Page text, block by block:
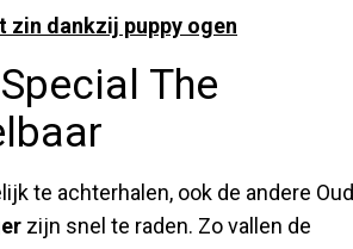
dankzij puppy ogen
The
te achterhalen, ook de andere Oud
zijn snel te raden. Zo vallen de